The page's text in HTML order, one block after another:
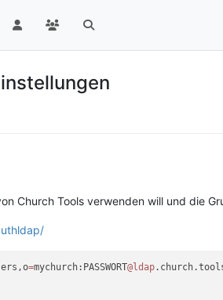
Church Tools verwenden will und die
=mychurch:PASSWORT@ldap